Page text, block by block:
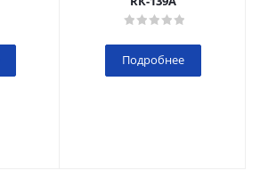
Подробнее